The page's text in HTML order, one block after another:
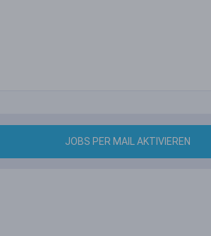
JOBS PER MAIL AKTIVIEREN